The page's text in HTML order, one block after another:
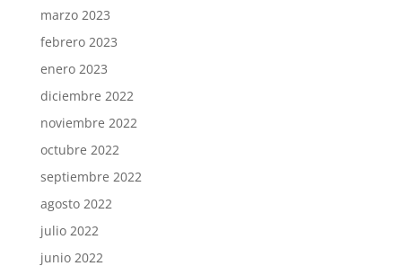
marzo 2023
febrero 2023
enero 2023
diciembre 2022
noviembre 2022
octubre 2022
septiembre 2022
agosto 2022
julio 2022
junio 2022